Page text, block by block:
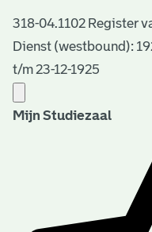
318-04.1102 Register
Dienst (westbound):
t/m 23-12-1925
Mijn Studiezaal